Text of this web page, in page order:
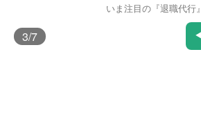
いま注目の『退職代行』
3/7